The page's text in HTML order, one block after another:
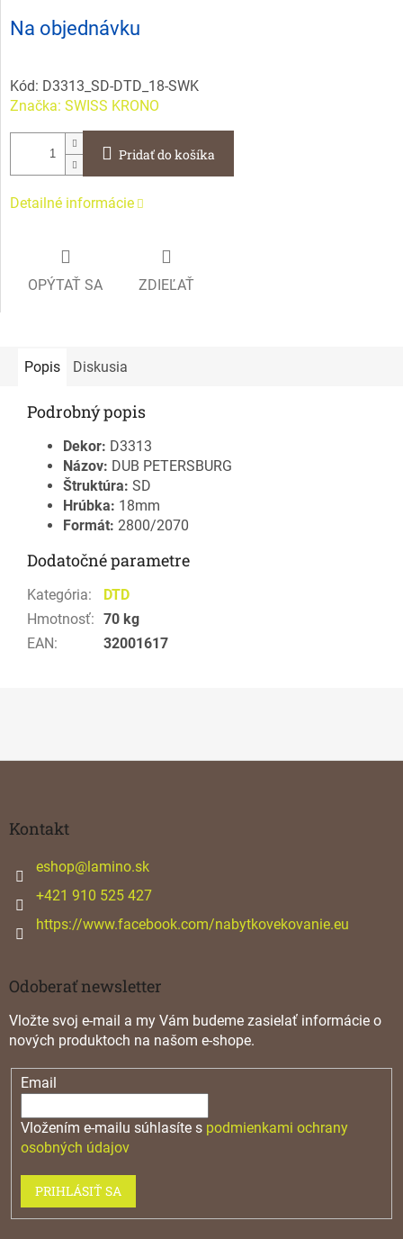
Jednotková
cena:
Na objednávku
Kód: D3313_SD-DTD_18-SWK
Značka: SWISS KRONO
Pridať do košíka
Detailné informácie
OPÝTAŤ SA ZDIEĽAŤ
Popis Diskusia
Podrobný popis
Dekor: D3313
Názov: DUB PETERSBURG
Štruktúra: SD
Hrúbka: 18mm
Formát: 2800/2070
Dodatočné parametre
Kategória:
DTD
Hmotnosť: 70 kg
EAN: 32001617
Kontakt
eshop@lamino.sk
+421 910 525 427
https://www.facebook.com/nabytkovekovanie.eu
Odoberať newsletter
Vložte svoj e-mail a my Vám budeme zasielať informácie o
nových produktoch na našom e-shope.
Email
Vložením e-mailu súhlasíte s podmienkami ochrany
osobných údajov
PRIHLÁSIŤ SA